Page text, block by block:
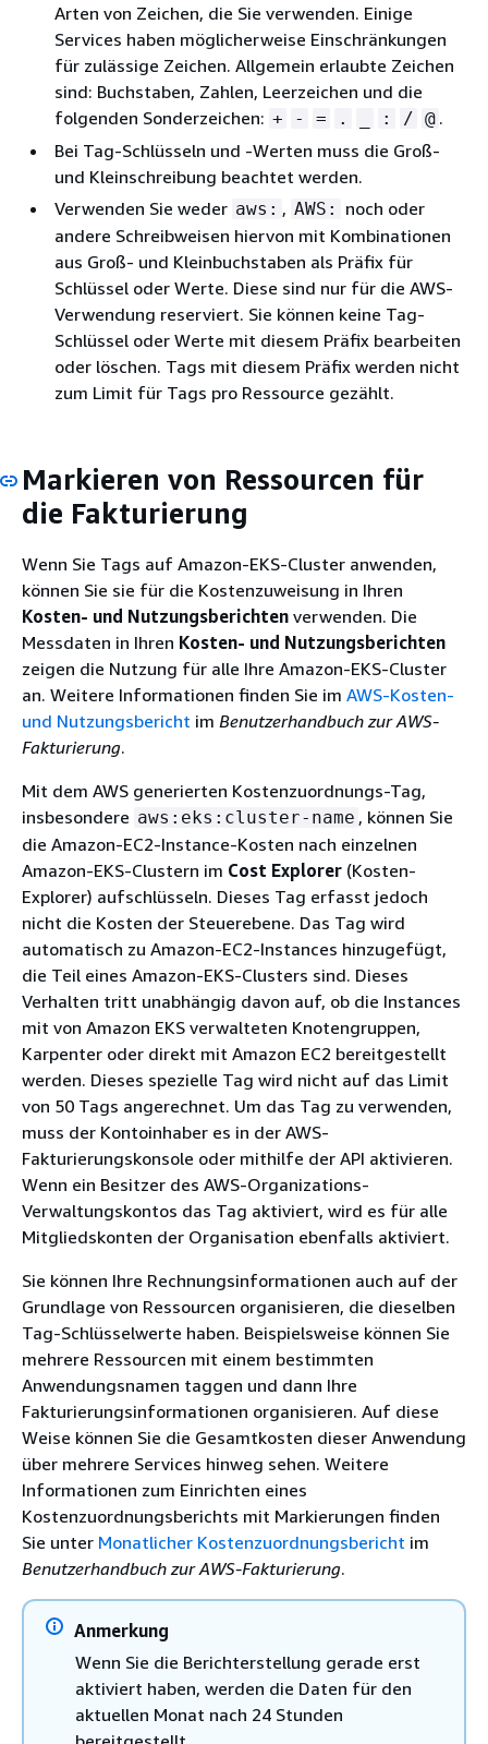
Arten von Zeichen, die Sie verwenden. Einige
Services haben möglicherweise Einschränkungen
für zulässige Zeichen. Allgemein erlaubte Zeichen
sind: Buchstaben, Zahlen, Leerzeichen und die
folgenden Sonderzeichen: + - = . : / @ .
Bei Tag-Schlüsseln und -Werten muss die Groß-
und Kleinschreibung beachtet werden.
Verwenden Sie weder aws: , AWS:
noch oder
andere Schreibweisen hiervon mit Kombinationen
aus Groß- und Kleinbuchstaben als Präfix für
Schlüssel oder Werte. Diese sind nur für die AWS-
Verwendung reserviert. Sie können keine Tag-
Schlüssel oder Werte mit diesem Präfix bearbeiten
oder löschen. Tags mit diesem Präfix werden nicht
zum Limit für Tags pro Ressource gezählt.
Markieren von Ressourcen für
die Fakturierung
Wenn Sie Tags auf Amazon-EKS-Cluster anwenden,
können Sie sie für die Kostenzuweisung in Ihren
Kosten- und Nutzungsberichten verwenden. Die
Messdaten in Ihren Kosten- und Nutzungsberichten
zeigen die Nutzung für alle Ihre Amazon-EKS-Cluster
an. Weitere Informationen finden Sie im AWS-Kosten-
und Nutzungsbericht im Benutzerhandbuch zur AWS-
Fakturierung.
Mit dem AWS generierten Kostenzuordnungs-Tag,
insbesondere aws:eks:cluster-name , können Sie
die Amazon-EC2-Instance-Kosten nach einzelnen
Amazon-EKS-Clustern im Cost Explorer (Kosten-
Explorer) aufschlüsseln. Dieses Tag erfasst jedoch
nicht die Kosten der Steuerebene. Das Tag wird
automatisch zu Amazon-EC2-Instances hinzugefügt,
die Teil eines Amazon-EKS-Clusters sind. Dieses
Verhalten tritt unabhängig davon auf, ob die Instances
mit von Amazon EKS verwalteten Knotengruppen,
Karpenter oder direkt mit Amazon EC2 bereitgestellt
werden. Dieses spezielle Tag wird nicht auf das Limit
von 50 Tags angerechnet. Um das Tag zu verwenden,
muss der Kontoinhaber es in der AWS-
Fakturierungskonsole oder mithilfe der API aktivieren.
Wenn ein Besitzer des AWS-Organizations-
Verwaltungskontos das Tag aktiviert, wird es für alle
Mitgliedskonten der Organisation ebenfalls aktiviert.
Sie können Ihre Rechnungsinformationen auch auf der
Grundlage von Ressourcen organisieren, die dieselben
Tag-Schlüsselwerte haben. Beispielsweise können Sie
mehrere Ressourcen mit einem bestimmten
Anwendungsnamen taggen und dann Ihre
Fakturierungsinformationen organisieren. Auf diese
Weise können Sie die Gesamtkosten dieser Anwendung
über mehrere Services hinweg sehen. Weitere
Informationen zum Einrichten eines
Kostenzuordnungsberichts mit Markierungen finden
Sie unter Monatlicher Kostenzuordnungsbericht im
Benutzerhandbuch zur AWS-Fakturierung.
Anmerkung
Wenn Sie die Berichterstellung gerade erst
aktiviert haben, werden die Daten für den
aktuellen Monat nach 24 Stunden